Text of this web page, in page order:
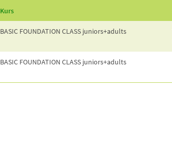
Kurs
BASIC FOUNDATION CLASS juniors+adults
BASIC FOUNDATION CLASS juniors+adults